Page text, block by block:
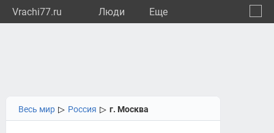
Vrachi77.ru Люди Eще
Весь мир ▷ Россия ▷ г. Москва